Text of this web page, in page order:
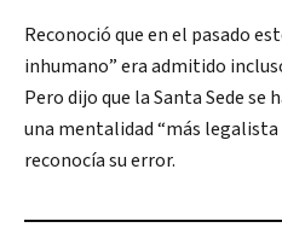
Reconoció que en el pasado
inhumano” era admitido
Pero dijo que la Santa Sede
una mentalidad “más legalista
reconocía su error.